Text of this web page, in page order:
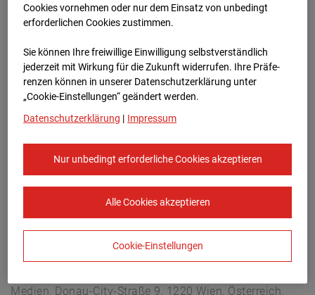
Zur Übersicht
Europe/Berlin
Medien, Donau-City-Straße 9, 1220 Wien, Österreich,
Cookies vornehmen oder nur dem Einsatz von unbedingt
erforderlichen Cookies zustimmen.
Sie können Ihre freiwillige Einwilligung selbstverständlich
jederzeit mit Wirkung für die Zukunft widerrufen. Ihre Prä­fe­
renzen können in unserer Datenschutzerklärung unter
„Cookie-Einstellungen“ geändert werden.
Datenschutzerklärung | Impressum
Nur unbedingt erforderliche Cookies akzeptieren
Alle Cookies akzeptieren
Cookie-Einstellungen